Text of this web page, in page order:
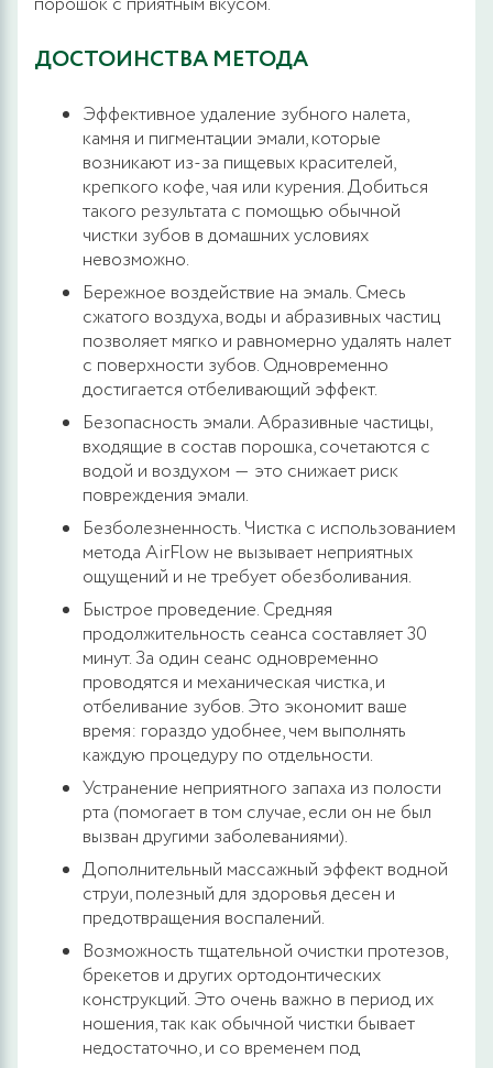
ДОСТОИНСТВА МЕТОДА
Эффективное удаление зубного налета,
камня и пигментации эмали, которые
возникают из-за пищевых красителей,
крепкого кофе, чая или курения. Добиться
такого результата с помощью обычной
чистки зубов в домашних условиях
невозможно.
Бережное воздействие на эмаль. Смесь
сжатого воздуха, воды и абразивных частиц
позволяет мягко и равномерно удалять налет
с поверхности зубов. Одновременно
достигается отбеливающий эффект.
Безопасность эмали. Абразивные частицы,
входящие в состав порошка, сочетаются с
водой и воздухом ― это снижает риск
повреждения эмали.
Безболезненность. Чистка с использованием
метода AirFlow не вызывает неприятных
ощущений и не требует обезболивания.
Быстрое проведение. Средняя
продолжительность сеанса составляет 30
минут. За один сеанс одновременно
проводятся и механическая чистка, и
отбеливание зубов. Это экономит ваше
время: гораздо удобнее, чем выполнять
каждую процедуру по отдельности.
Устранение неприятного запаха из полости
рта (помогает в том случае, если он не был
вызван другими заболеваниями).
Дополнительный массажный эффект водной
струи, полезный для здоровья десен и
предотвращения воспалений.
Возможность тщательной очистки протезов,
брекетов и других ортодонтических
конструкций. Это очень важно в период их
ношения, так как обычной чистки бывает
недостаточно, и со временем под